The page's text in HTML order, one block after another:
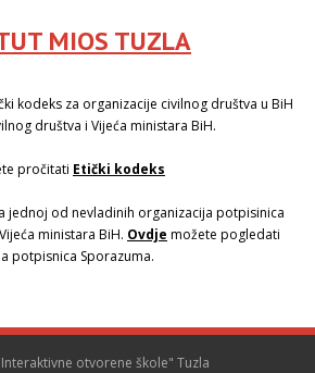
MIOS TUZLA
kodeks za organizacije civilnog društva u BiH
društva i Vijeća ministara BiH.
pročitati Etički kodeks
jednoj od nevladinih organizacija potpisinica
ministara BiH. Ovdje možete pogledati
potpisnica Sporazuma.
otvorene škole" Tuzla